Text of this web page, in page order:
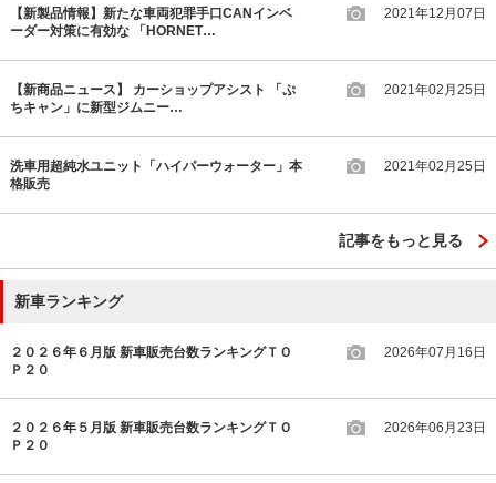
【新製品情報】新たな車両犯罪手口CANインベ
ーダー対策に有効な 「HORNET…
2021年12月07日
【新商品ニュース】 カーショップアシスト 「ぷ
ちキャン」に新型ジムニー…
2021年02月25日
洗車用超純水ユニット「ハイパーウォーター」本
格販売
2021年02月25日
記事をもっと見る
新車ランキング
２０２６年６月版 新車販売台数ランキングＴＯ
Ｐ２０
2026年07月16日
２０２６年５月版 新車販売台数ランキングＴＯ
Ｐ２０
2026年06月23日